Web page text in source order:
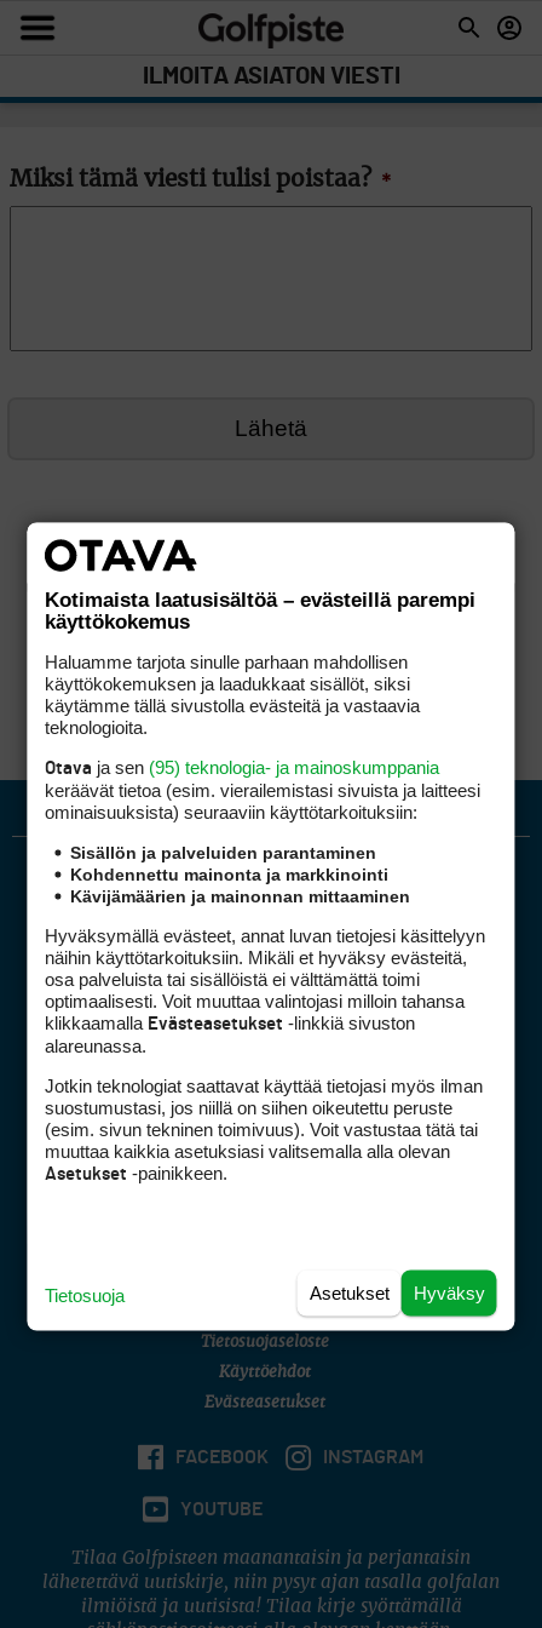
ILMOITA ASIATON VIESTI
Miksi tämä viesti tulisi poistaa? *
Golfpiste mediakortti
Golfpisteen yhteystiedot
DSA avoimuusraportti
Asiakaspalvelu
(digi) digi@otavamedia.fi
Tietosuojaseloste
Käyttöehdot
Evästeasetukset
FACEBOOK INSTAGRAM
YOUTUBE
Tilaa Golfpisteen maanantaisin ja perjantaisin
lähetettävä uutiskirje, niin pysyt ajan tasalla golfalan
ilmiöistä ja uutisista! Tilaa kirje syöttämällä
Kotimaista laatusisältöä – evästeillä parempi
käyttökokemus
Haluamme tarjota sinulle parhaan mahdollisen
käyttökokemuksen ja laadukkaat sisällöt, siksi
käytämme tällä sivustolla evästeitä ja vastaavia
teknologioita.
Otava ja sen (95) teknologia- ja mainoskumppania
keräävät tietoa (esim. vierailemis­tasi sivuista ja laitteesi
ominaisuuk­sista) seuraaviin käyttötarkoituksiin:
Sisällön ja palveluiden parantaminen
Kohdennettu mainonta ja markkinointi
Kävijämäärien ja mainonnan mittaaminen
Hyväksymällä evästeet, annat luvan tietojesi käsittelyyn
näihin käyttötarkoituksiin. Mikäli et hyväksy evästeitä,
osa palveluista tai sisällöistä ei välttämättä toimi
optimaalisesti. Voit muuttaa valintojasi milloin tahansa
klikkaamalla Evästeasetukset -linkkiä sivuston
alareunassa.
Jotkin teknologiat saattavat käyttää tietojasi myös ilman
suostumustasi, jos niillä on siihen oikeutettu peruste
(esim. sivun tekninen toimivuus). Voit vastustaa tätä tai
muuttaa kaikkia asetuksiasi valitsemalla alla olevan
Asetukset -painikkeen.
Hyväksy
Asetukset
Tietosuoja